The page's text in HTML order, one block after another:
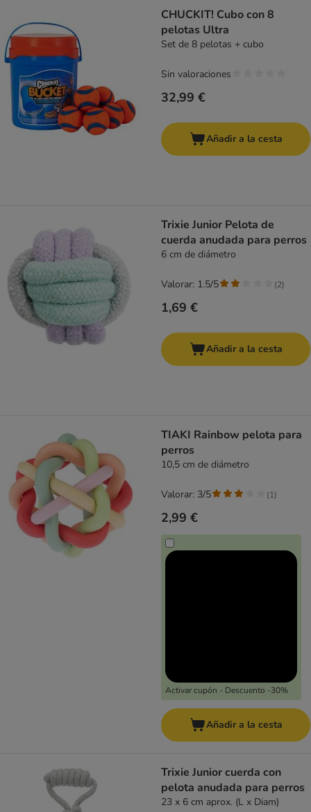
CHUCKIT! Cubo con 8
pelotas Ultra
Set de 8 pelotas + cubo
32,99 €
Sin valoraciones
Añadir a la cesta
Trixie Junior Pelota de
cuerda anudada para perros
6 cm de diámetro
1,69 €
Valorar: 1.5/5 (2)
Añadir a la cesta
TIAKI Rainbow pelota para
perros
10,5 cm de diámetro
2,99 €
Activar cupón - Descuento -30%
Valorar: 3/5 (1)
Añadir a la cesta
Trixie Junior cuerda con
pelota anudada para perros
23 x 6 cm aprox. (L x Diam)